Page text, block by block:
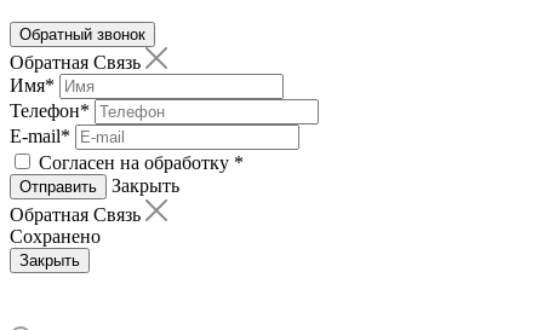
Обратный звонок
Обратная Связь
Имя*
Телефон*
E-mail*
Согласен на обработку *
Отправить
Закрыть
Обратная Связь
Сохранено
Закрыть